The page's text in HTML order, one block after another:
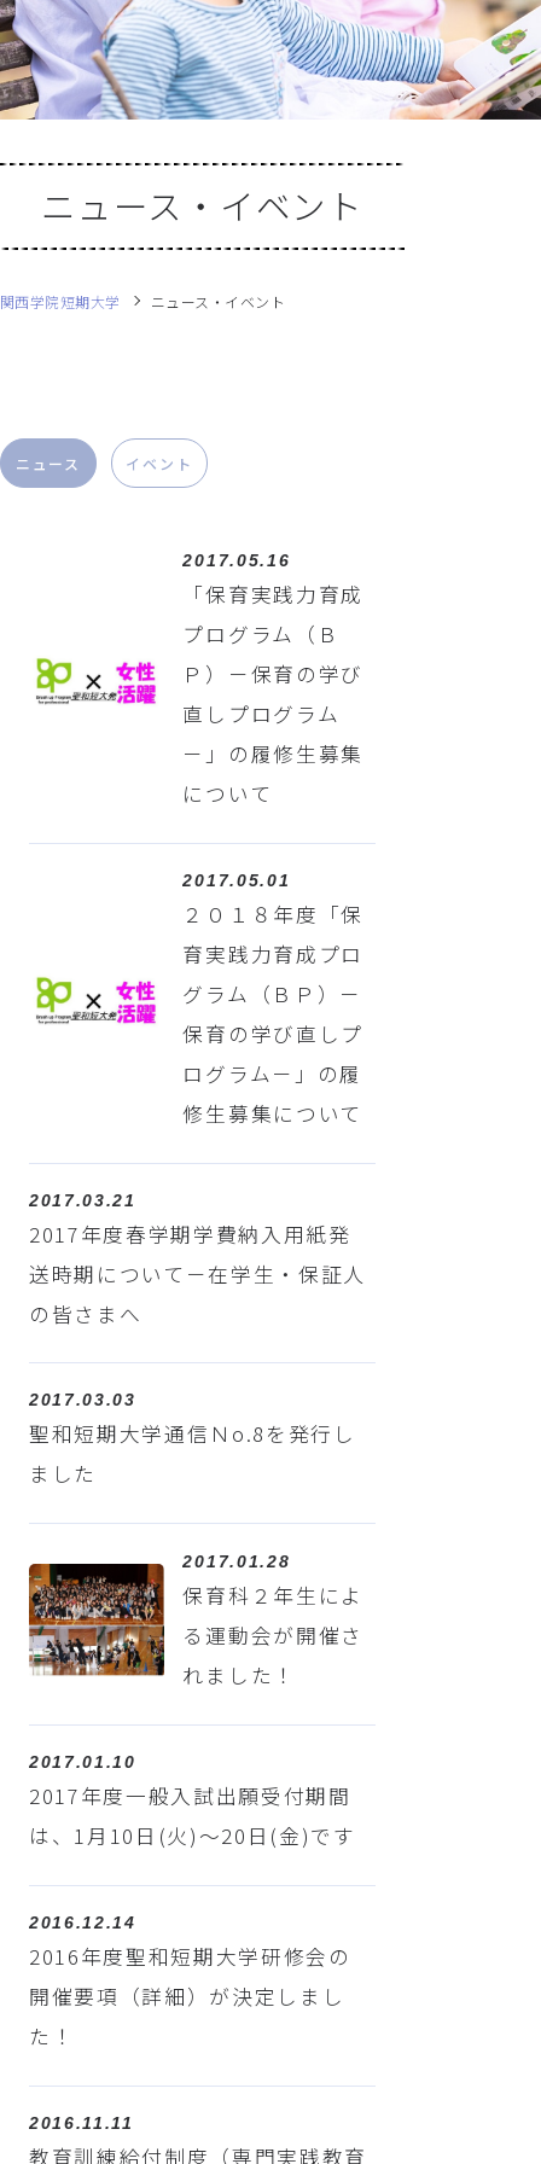
ニュース・イベント
関西学院短期大学 ニュース・イベント
ニュース イベント
2017.05.16
「保育実践力育成
プログラム（Ｂ
Ｐ）－保育の学び
直しプログラム
－」の履修生募集
について
2017.05.01
２０１８年度「保
育実践力育成プロ
グラム（ＢＰ）－
保育の学び直しプ
ログラム－」の履
修生募集について
2017.03.21
2017年度春学期学費納入用紙発
送時期について－在学生・保証人
の皆さまへ
2017.03.03
聖和短期大学通信Ｎo.8を発行し
ました
2017.01.28
保育科２年生によ
る運動会が開催さ
れました！
2017.01.10
2017年度一般入試出願受付期間
は、1月10日(火)～20日(金)です
2016.12.14
2016年度聖和短期大学研修会の
開催要項（詳細）が決定しまし
た！
2016.11.11
教育訓練給付制度（専門実践教育